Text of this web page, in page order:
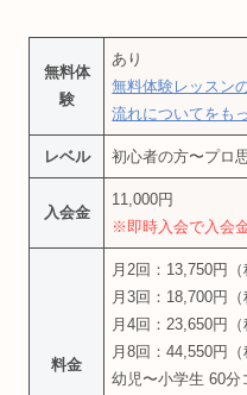
無料体
験
あり
無料体験レッスン
流れについてをも
レベル 初心者の方〜プロ
入会金
11,000円
※即時入会で入会
料金
月2回：13,750円（
月3回：18,700円（
月4回：23,650円（
月8回：44,550円（
幼児〜小学生 60分